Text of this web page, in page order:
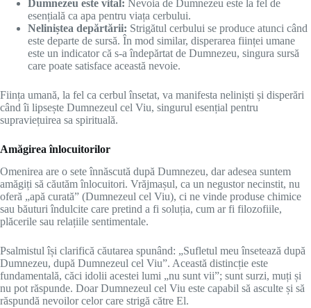
Dumnezeu este vital: Nevoia de Dumnezeu este la fel de
esențială ca apa pentru viața cerbului.
Neliniștea depărtării: Strigătul cerbului se produce atunci când
este departe de sursă. În mod similar, disperarea ființei umane
este un indicator că s-a îndepărtat de Dumnezeu, singura sursă
care poate satisface această nevoie.
Ființa umană, la fel ca cerbul însetat, va manifesta neliniști și disperări
când îi lipsește Dumnezeul cel Viu, singurul esențial pentru
supraviețuirea sa spirituală.
Amăgirea înlocuitorilor
Omenirea are o sete înnăscută după Dumnezeu, dar adesea suntem
amăgiți să căutăm înlocuitori. Vrăjmașul, ca un negustor necinstit, nu
oferă „apă curată” (Dumnezeul cel Viu), ci ne vinde produse chimice
sau băuturi îndulcite care pretind a fi soluția, cum ar fi filozofiile,
plăcerile sau relațiile sentimentale.
Psalmistul își clarifică căutarea spunând: „Sufletul meu însetează după
Dumnezeu, după Dumnezeul cel Viu”. Această distincție este
fundamentală, căci idolii acestei lumi „nu sunt vii”; sunt surzi, muți și
nu pot răspunde. Doar Dumnezeul cel Viu este capabil să asculte și să
răspundă nevoilor celor care strigă către El.